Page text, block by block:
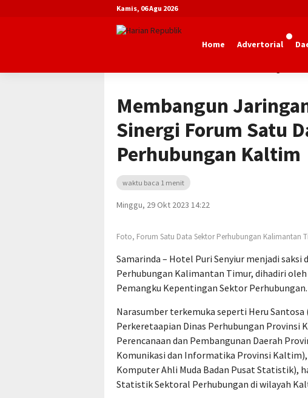
Kamis, 06 Agu 2026
Home Advertorial
Membangun
Sinergi Forum Satu
Perhubungan Kaltim
waktu baca 1 menit
Minggu, 29 Okt 2023 14:22
Foto, Forum Satu Data Sektor Perhubungan Kalimantan
Samarinda – Hotel Puri Senyiur menjadi
Perhubungan Kalimantan Timur, dihadiri
Pemangku Kepentingan Sektor Perhubungan.
Narasumber terkemuka seperti Heru
Perkeretaapian Dinas Perhubungan Provinsi
Perencanaan dan Pembangunan Daerah
Komunikasi dan Informatika Provinsi
Komputer Ahli Muda Badan Pusat Statistik),
Statistik Sektoral Perhubungan di wilayah